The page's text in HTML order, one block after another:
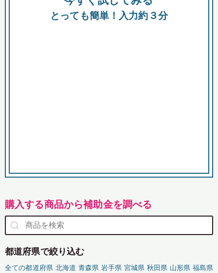
とっても簡単！入力約３分
購入する商品から補助金を調べる
都道府県で絞り込む
全ての都道府県 北海道 青森県 岩手県 宮城県 秋田県 山形県 福島県